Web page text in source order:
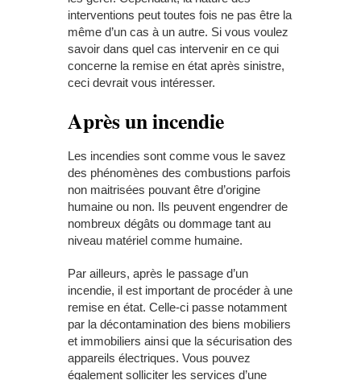
interventions peut toutes fois ne pas être la
même d’un cas à un autre. Si vous voulez
savoir dans quel cas intervenir en ce qui
concerne la remise en état après sinistre,
ceci devrait vous intéresser.
Après un incendie
Les incendies sont comme vous le savez
des phénomènes des combustions parfois
non maitrisées pouvant être d’origine
humaine ou non. Ils peuvent engendrer de
nombreux dégâts ou dommage tant au
niveau matériel comme humaine.
Par ailleurs, après le passage d’un
incendie, il est important de procéder à une
remise en état. Celle-ci passe notamment
par la décontamination des biens mobiliers
et immobiliers ainsi que la sécurisation des
appareils électriques. Vous pouvez
également solliciter les services d’une